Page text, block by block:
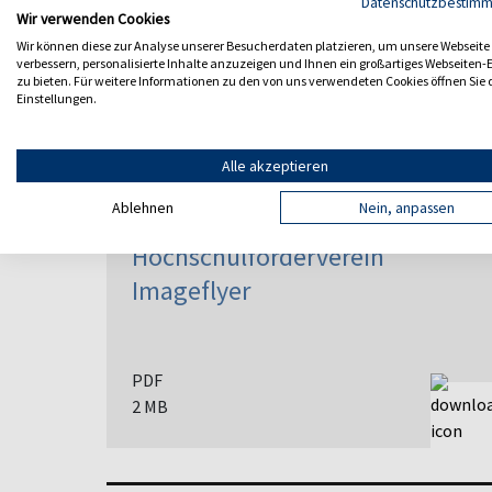
Campus Network 01 | Der Förderverein
Hochschule Allgemein
Hochschulförderverein
Imageflyer
PDF
2 MB
Wir verwenden Cookies
Wir können diese zur Analyse unserer Besucherdaten platzieren, um unsere Webseite
verbessern, personalisierte Inhalte anzuzeigen und Ihnen ein großartiges Webseiten-
zu bieten. Für weitere Informationen zu den von uns verwendeten Cookies öffnen Sie
Einstellungen.
Alle akzeptieren
Ablehnen Nein, anpassen